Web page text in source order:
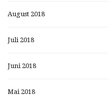
August 2018
Juli 2018
Juni 2018
Mai 2018